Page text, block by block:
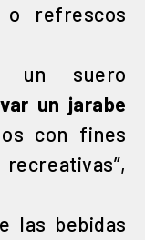
o refrescos
un suero
un jarabe
con fines
las bebidas